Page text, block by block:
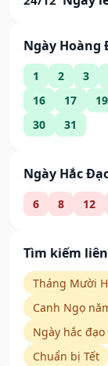
Ngày Hoàng
1 2 3
16
17 19
30
31
Ngày Hắc
6 8 12
Tìm kiếm
Tháng Mười
Canh Ngọ
Ngày hắc
Chuẩn bị Tết